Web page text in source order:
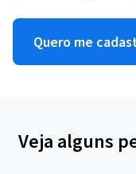
Quero me
Veja alguns